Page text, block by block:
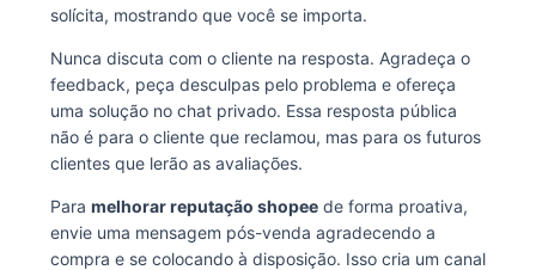
solícita, mostrando que você se importa.
Nunca discuta com o cliente na resposta. Agradeça o
feedback, peça desculpas pelo problema e ofereça
uma solução no chat privado. Essa resposta pública
não é para o cliente que reclamou, mas para os futuros
clientes que lerão as avaliações.
Para melhorar reputação shopeede forma proativa,
envie uma mensagem pós-venda agradecendo a
compra e se colocando à disposição. Isso cria um canal